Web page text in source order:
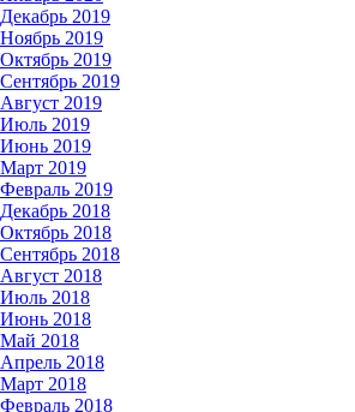
Декабрь 2019
Ноябрь 2019
Октябрь 2019
Сентябрь 2019
Август 2019
Июль 2019
Июнь 2019
Март 2019
Февраль 2019
Декабрь 2018
Октябрь 2018
Сентябрь 2018
Август 2018
Июль 2018
Июнь 2018
Май 2018
Апрель 2018
Март 2018
Февраль 2018